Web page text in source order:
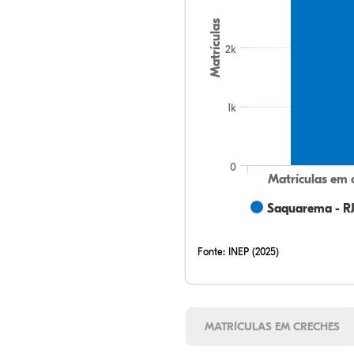
Matrículas
Saquarema - RJ
Matrículas em
0
1k
2k
Fonte: INEP (2025)
MATRÍCULAS EM CRECHES